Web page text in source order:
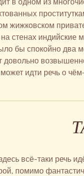
жижковском
стенах индийские
бы спокойно два
довольно
идти речь о
всё-таки речь
помимо